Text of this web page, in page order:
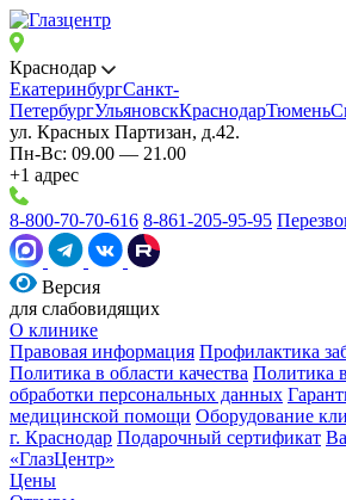
Краснодар
ЕкатеринбургСанкт-
ПетербургУльяновскКраснодарТюмень
ул. Красных Партизан, д.42.
Пн-Вс: 09.00 — 21.00
+1 адрес
8-800-70-70-616 8-861-205-95-95
Версия
для слабовидящих
О клинике
Правовая информация Профилактика
Политика в области качества Политика
обработки персональных данных
медицинской помощи Оборудование
г. Краснодар Подарочный сертификат
«ГлазЦентр»
Цены